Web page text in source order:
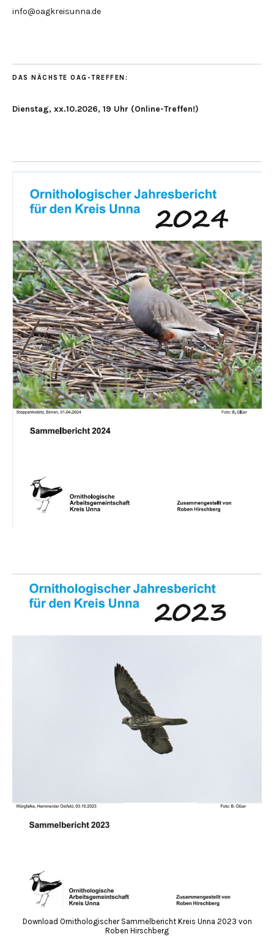
info@oagkreisunna.de
DAS NÄCHSTE OAG-TREFFEN:
Dienstag, xx.10.2026, 19 Uhr (Online-Treffen!)
Download Ornithologischer Sammelbericht Kreis Unna 2023 von
Roben Hirschberg